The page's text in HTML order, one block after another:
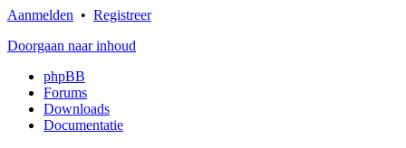
Aanmelden • Registreer
Doorgaan naar inhoud
phpBB
Forums
Downloads
Documentatie